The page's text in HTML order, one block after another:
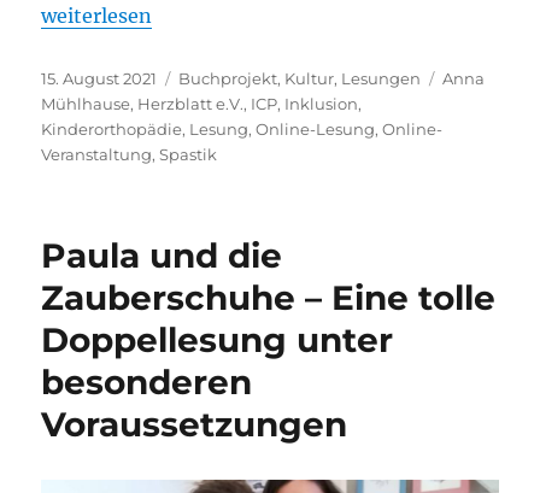
„Online – Lesung mit Anna Mühlhause am
weiterlesen
Veröffentlicht
am
15. August 2021 Kategorien
Buchprojekt, Kultur, Lesungen
Anna
Mühlhause, Herzblatt e.V., ICP, Inklusion,
Kinderorthopädie, Lesung,Online-Lesung,Online-
Veranstaltung,Spastik
Paula und die
Zauberschuhe – Eine tolle
Doppellesung unter
besonderen
Voraussetzungen